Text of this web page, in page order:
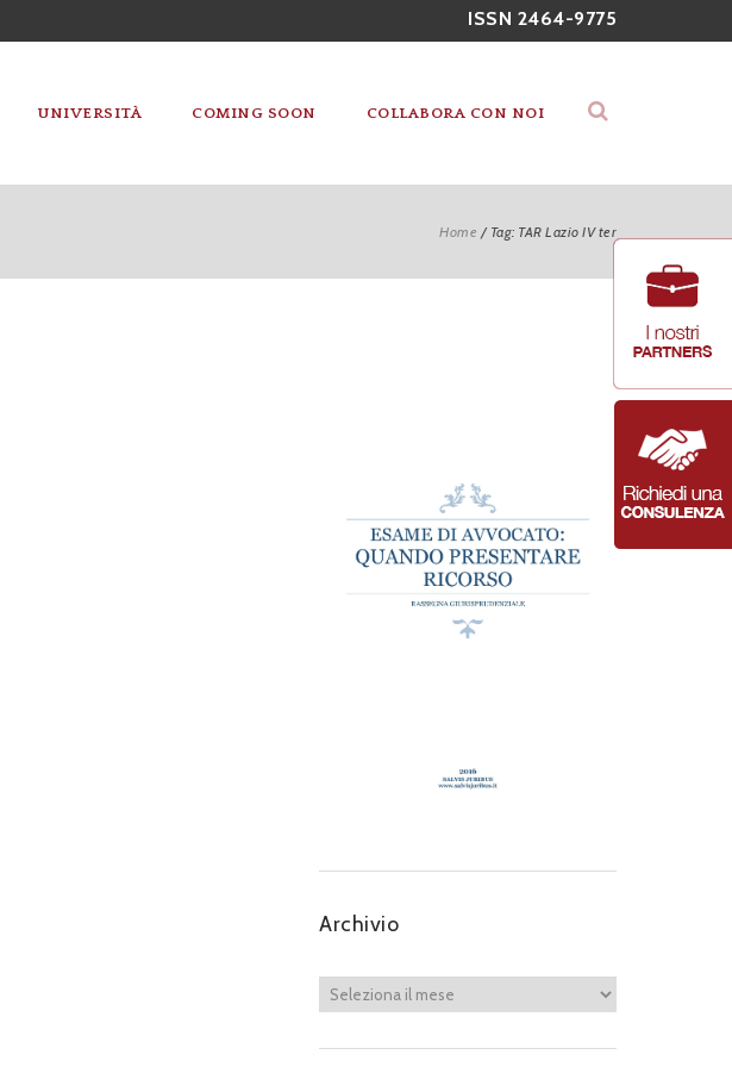
ISSN 2464-9775
UNIVERSITÀ COMING SOON COLLABORA CON NOI
Home / Tag: TAR Lazio IV ter
Archivio